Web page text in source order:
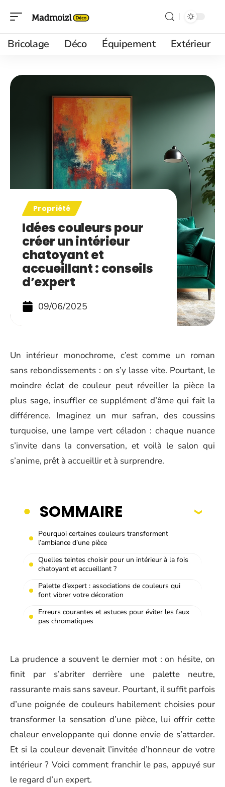
Bricolage Déco Équipement Extérieur
Propriété
Idées couleurs pour
créer un intérieur
chatoyant et
accueillant : conseils
d’expert
09/06/2025
Un intérieur monochrome, c’est comme un roman
sans rebondissements : on s’y lasse vite. Pourtant, le
moindre éclat de couleur peut réveiller la pièce la
plus sage, insuffler ce supplément d’âme qui fait la
différence. Imaginez un mur safran, des coussins
turquoise, une lampe vert céladon : chaque nuance
s’invite dans la conversation, et voilà le salon qui
s’anime, prêt à accueillir et à surprendre.
SOMMAIRE
Pourquoi certaines couleurs transforment
l’ambiance d’une pièce
Quelles teintes choisir pour un intérieur à la fois
chatoyant et accueillant ?
Palette d’expert : associations de couleurs qui
font vibrer votre décoration
Erreurs courantes et astuces pour éviter les faux
pas chromatiques
La prudence a souvent le dernier mot : on hésite, on
finit par s’abriter derrière une palette neutre,
rassurante mais sans saveur. Pourtant, il suffit parfois
d’une poignée de couleurs habilement choisies pour
transformer la sensation d’une pièce, lui offrir cette
chaleur enveloppante qui donne envie de s’attarder.
Et si la couleur devenait l’invitée d’honneur de votre
intérieur ? Voici comment franchir le pas, appuyé sur
le regard d’un expert.